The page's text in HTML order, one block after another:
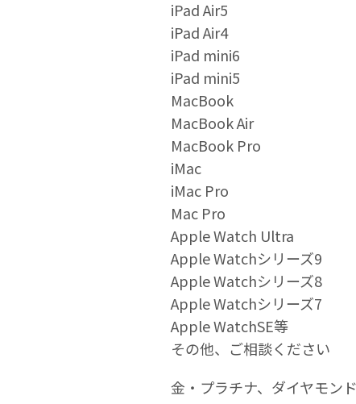
iPad Air5
iPad Air4
iPad mini6
iPad mini5
MacBook
MacBook Air
MacBook Pro
iMac
iMac Pro
Mac Pro
Apple Watch Ultra
Apple Watchシリーズ9
Apple Watchシリーズ8
Apple Watchシリーズ7
Apple WatchSE等
その他、ご相談ください
金・プラチナ、ダイヤモン